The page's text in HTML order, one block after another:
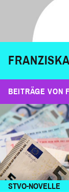
BEITRÄGE VON
STVO-NOVELLE